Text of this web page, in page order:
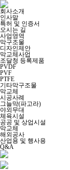
회사소개
인사말
특허 및 인증서
오시는 길
사업영역
막구조물
디자인제안
막교체사업
조달청 등록제품
PVDF
PVF
PTFE
기타막구조물
막교체
시공사례
그늘막(파고라)
야외무대
체육시설
공공 및 상업시설
막교체
해외공사
산업용 및 행사용
Q&A